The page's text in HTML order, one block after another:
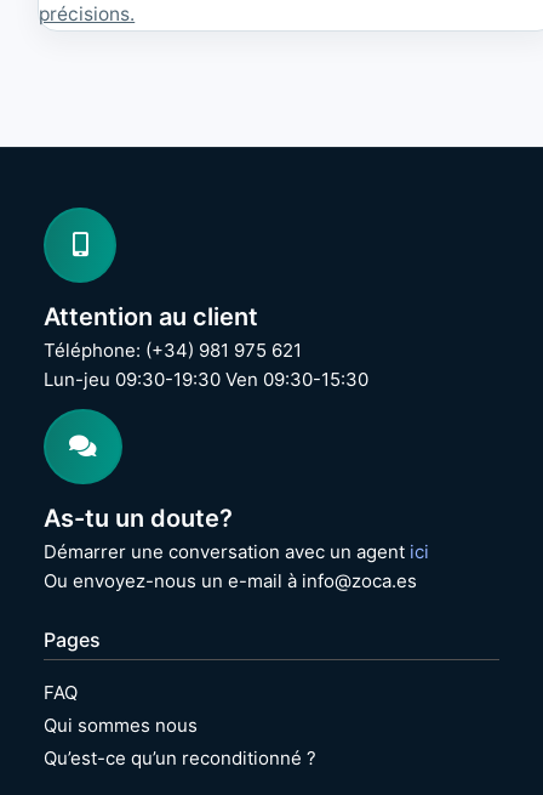
précisions.
Attention au client
Téléphone: (+34) 981 975 621
Lun-jeu 09:30-19:30 Ven 09:30-15:30
As-tu un doute?
Démarrer une conversation avec un agent ici
Ou envoyez-nous un e-mail à info@zoca.es
Pages
FAQ
Qui sommes nous
Qu’est-ce qu’un reconditionné ?